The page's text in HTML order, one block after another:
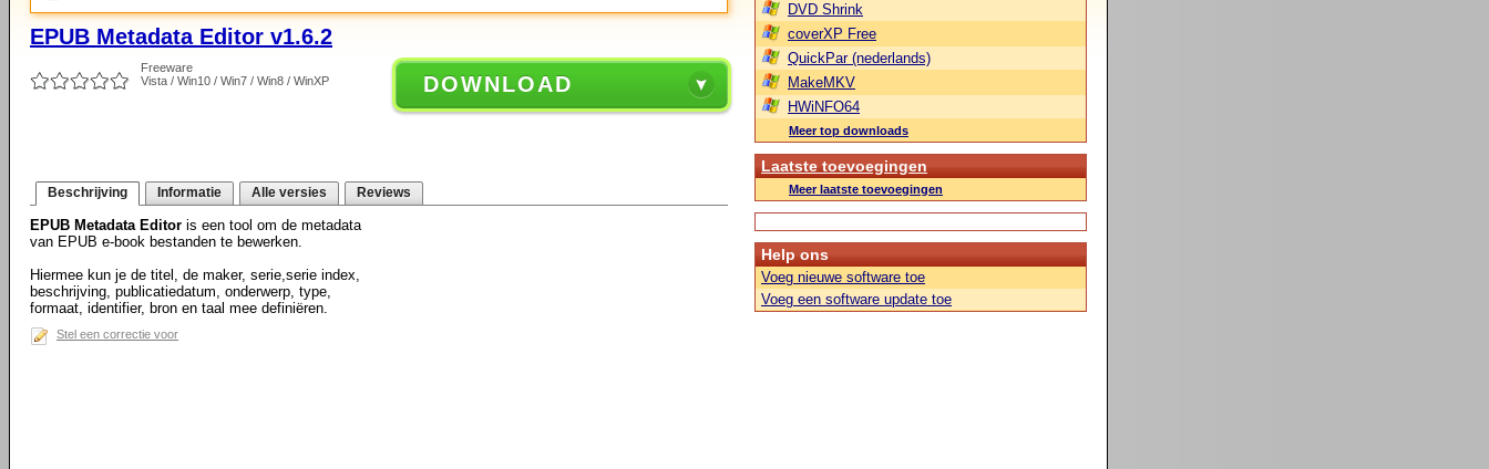
EPUB Metadata Editor v1.6.2
Freeware
Vista / Win10 / Win7 / Win8 / WinXP
DOWNLOAD
Beschrijving Informatie Alle versies Reviews
EPUB Metadata Editor is een tool om de metadata
van EPUB e-book bestanden te bewerken.
Hiermee kun je de titel, de maker, serie,serie index,
beschrijving, publicatiedatum, onderwerp, type,
formaat, identifier, bron en taal mee definiëren.
Stel een correctie voor
DVD Shrink
coverXP Free
QuickPar (nederlands)
MakeMKV
HWiNFO64
Meer top downloads
Laatste toevoegingen
Meer laatste toevoegingen
Help ons
Voeg nieuwe software toe
Voeg een software update toe